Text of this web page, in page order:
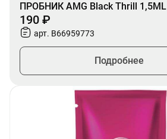
ПРОБНИК AMG Black Thrill 1,5ML
190 ₽
арт. B66959773
Подробнее